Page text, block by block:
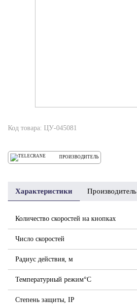
Код товара: ЦУ-045081
ПРОИЗВОДИТЕЛЬ
Характеристики Производитель
Количество скоростей на кнопках
Число скоростей
Радиус действия, м
Температурный режим°С
Степень защиты, IP